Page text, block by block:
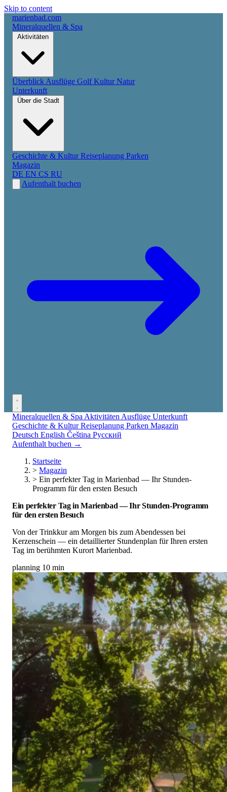
Skip to content
marienbad.com
Mineralquellen & Spa
Überblick Ausflüge GolfKulturNatur
Unterkunft
Geschichte & KulturReiseplanung Parken
Magazin
DE EN CS RU
Aufenthalt buchen
Mineralquellen & Spa Aktivitäten Ausflüge Unterkunft
Geschichte & KulturReiseplanung Parken Magazin
Deutsch English Čeština Русский
Aufenthalt buchen →
Startseite
> Magazin
> Ein perfekter Tag in Marienbad — Ihr Stunden-
Programm für den ersten Besuch
Ein perfekter Tag in Marienbad — Ihr Stunden-Programm
für den ersten Besuch
Von der Trinkkur am Morgen bis zum Abendessen bei
Kerzenschein — ein detaillierter Stundenplan für Ihren ersten
Tag im berühmten Kurort Marienbad.
planning 10 min